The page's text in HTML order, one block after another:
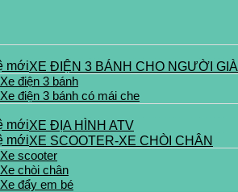
XE ĐIỆN 3 BÁNH CHO NGƯỜI GIÀ
Xe điện 3 bánh
Xe điện 3 bánh có mái che
XE ĐỊA HÌNH ATV
XE SCOOTER-XE CHÒI CHÂN
Xe scooter
Xe chòi chân
Xe đẩy em bé